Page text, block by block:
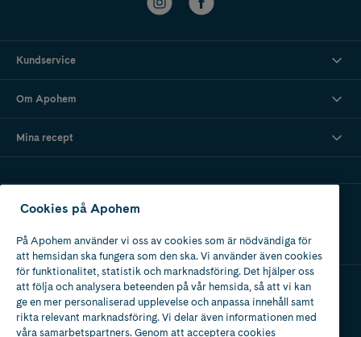
Kundservice
Om Apohem
Mina recept
Ladda ner vår app
Apotek med tillstånd
av Läkemedelsverket
Cookies på Apohem
På Apohem använder vi oss av cookies som är nödvändiga för
att hemsidan ska fungera som den ska. Vi använder även cookies
för funktionalitet, statistik och marknadsföring. Det hjälper oss
att följa och analysera beteenden på vår hemsida, så att vi kan
ge en mer personaliserad upplevelse och anpassa innehåll samt
rikta relevant marknadsföring. Vi delar även informationen med
våra samarbetspartners. Genom att acceptera cookies